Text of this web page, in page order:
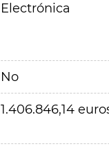
Electrónica
No
1.406.846,14